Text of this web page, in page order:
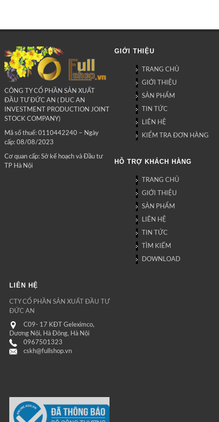
CÔNG TY CỔ PHẦN SẢN XUẤT
ĐẦU TƯ ĐỨC AN ( DUC AN
INVESTMENT PRODUCTION JOINT
STOCK COMPANY)
Mã số thuế: 0110442240 – Ngày
cấp: 08/08/2023
Cơ quan cấp: Sở kế hoạch và Đầu tư
TP Hà Nội
GIỚI THIỆU
TRANG CHỦ
GIỚI THIỆU
SẢN PHẨM
TIN TỨC
LIÊN HỆ
KIỂM TRA ĐƠN HÀNG
HỖ TRỢ KHÁCH HÀNG
TRANG CHỦ
GIỚI THIỆU
SẢN PHẨM
LIÊN HỆ
TIN TỨC
TÌM KIẾM
DOWNLOAD
LIÊN HỆ
CTY CỔ PHẦN SẢN XUẤT ĐẦU TƯ
ĐỨC AN
C09- 17 KĐT Geleximco,
Dương Nội, Hà Đông, Hà Nội
0967501323
cskh@fullshop.vn